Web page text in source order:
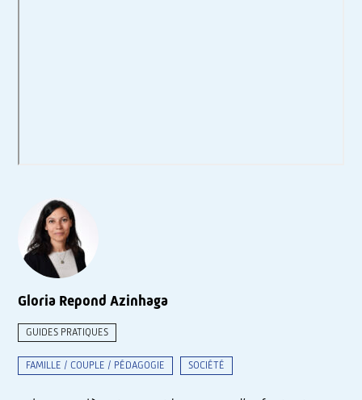
Gloria Repond Azinhaga
GUIDES PRATIQUES
FAMILLE / COUPLE / PÉDAGOGIE SOCIÉTÉ